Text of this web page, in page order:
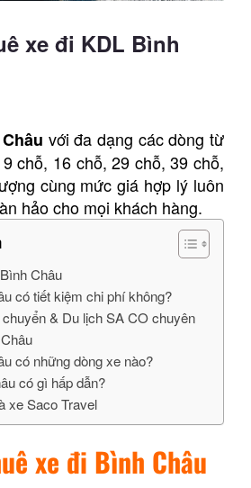
xe đi KDL Bình
với đa dạng các dòng từ
chỗ, 16 chỗ, 29 chỗ, 39 chỗ,
cùng mức giá hợp lý luôn
hảo cho mọi khách hàng.
Châu
có tiết kiệm chi phí không?
& Du lịch SA CO chuyên
có những dòng xe nào?
có gì hấp dẫn?
xe Saco Travel
xe đi Bình Châu